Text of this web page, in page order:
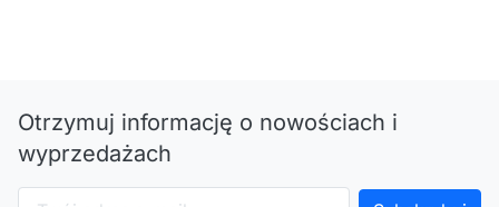
Otrzymuj informację o nowościach i
wyprzedażach